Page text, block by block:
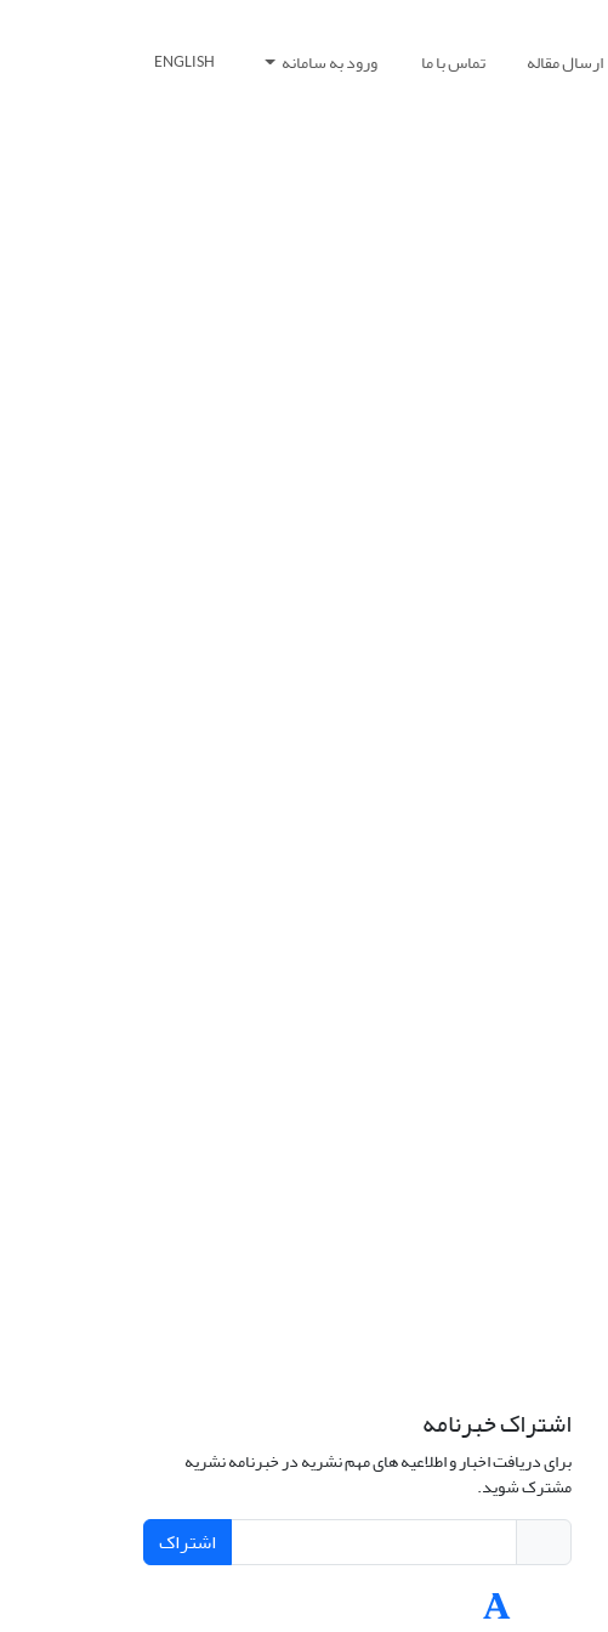
ارسال مقاله تماس با ما ورود به سامانه ENGLISH
اشتراک خبرنامه
برای دریافت اخبار و اطلاعیه های مهم نشریه در خبرنامه نشریه
مشترک شوید.
اشتراک